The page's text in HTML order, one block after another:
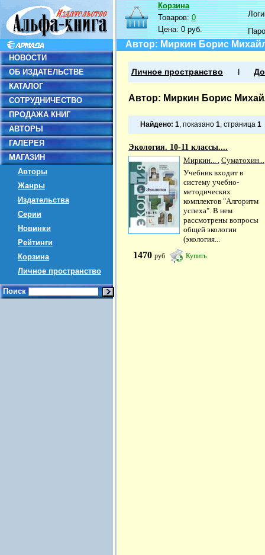
НОВОСТИ
ОБ ИЗДАТЕЛЬСТВЕ
КАТАЛОГ
СОТРУДНИЧЕСТВО
ПРОДАЖА КНИГ
АВТОРЫ
ГАЛЕРЕЯ
МАГАЗИН
Авторы
Жанры
Издательства
Серии
Новинки
Рейтинги
Корзина
Личное пространство
Поиск
Корзина
Товаров:0
Цена:0 руб.
Автор: Миркин Борис
Личное пространство
Автор: Миркин Борис
Найдено: 1, показано 1, страница 1
Экология. 10-11 классы....
Миркин... , Суматохин...
Учебник входит в
систему учебно-
методических
комплектов "Алгоритм
успеха". В нем
рассмотрены вопросы
общей экологии
(экология...
1470 руб Купить